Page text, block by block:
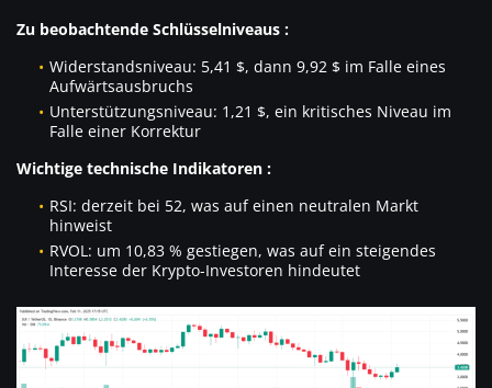
Zu beobachtende Schlüsselniveaus :
Widerstandsniveau: 5,41 $, dann 9,92 $ im Falle eines
Aufwärtsausbruchs
Unterstützungsniveau: 1,21 $, ein kritisches Niveau im
Falle einer Korrektur
Wichtige technische Indikatoren :
RSI: derzeit bei 52, was auf einen neutralen Markt
hinweist
RVOL: um 10,83 % gestiegen, was auf ein steigendes
Interesse der Krypto-Investoren hindeutet